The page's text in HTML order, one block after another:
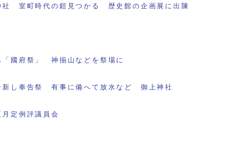
社 室町時代の鎧見つかる 歴史館の企画展に出陳
「國府祭」 神揃山などを祭場に
新し奉告祭 有事に備へて放水など 御上神社
定例評議員会